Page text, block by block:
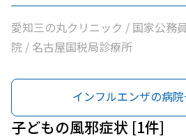
愛知三の丸クリニック / 国家公務
院 / 名古屋国税局診療所
インフルエンザの病
子どもの風邪症状 [1件]